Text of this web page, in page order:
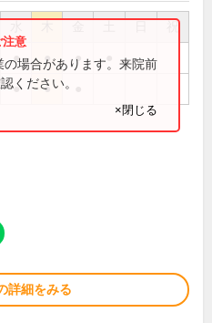
祝
● ● ●
● ●
場合があります。来院前
ください。
×閉じる
詳細をみる